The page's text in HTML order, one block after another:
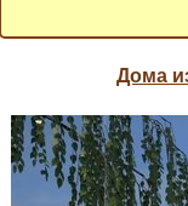
Дома